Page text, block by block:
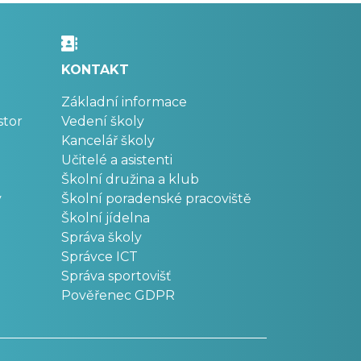
KONTAKT
Základní informace
Vedení školy
Kancelář školy
Učitelé a asistenti
Školní družina a klub
Školní poradenské pracoviště
Školní jídelna
Správa školy
Správce ICT
Správa sportovišť
Pověřenec GDPR